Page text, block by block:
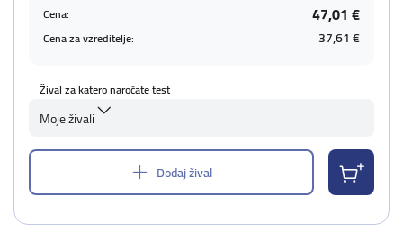
Cena: 47,01 €
Cena za vzreditelje: 37,61 €
Žival za katero naročate test
Moje živali
Dodaj žival